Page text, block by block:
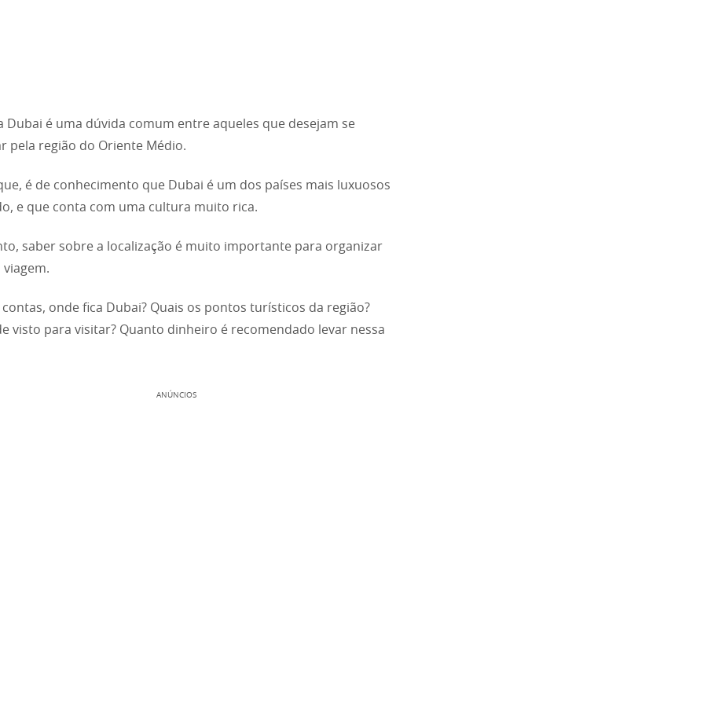
Dubai é uma dúvida comum entre aqueles que desejam se
pela região do Oriente Médio.
é de conhecimento que Dubai é um dos países mais luxuosos
e que conta com uma cultura muito rica.
saber sobre a localização é muito importante para organizar
viagem.
contas, onde fica Dubai? Quais os pontos turísticos da região?
visto para visitar? Quanto dinheiro é recomendado levar nessa
ANÚNCIOS